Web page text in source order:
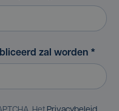
zal worden *